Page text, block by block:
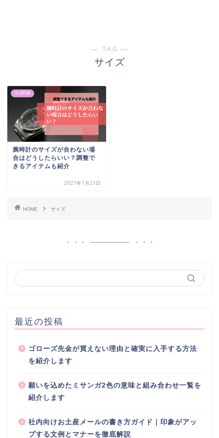
― TAG ―
サイズ
生活関連
腕時計のサイズが合わない場
合はどうしたらいい？調整で
きるアイテムも紹介
2021年7月21日
HOME サイズ
最近の投稿
ゴローズ先金が買えない理由と確実に入手する方法
を紹介します
願いを込めたミサンガ2色の意味と組み合わせ一覧を
紹介します
社内向けお土産メールの書き方ガイド｜印象がアッ
プする文例とマナーを徹底解説